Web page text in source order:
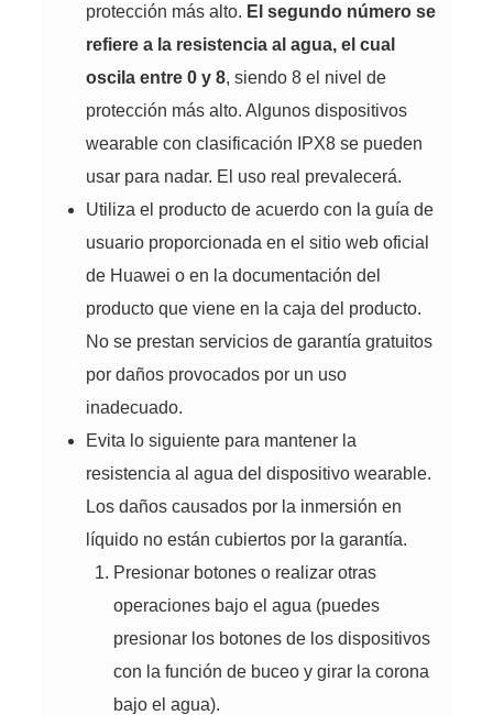
protección más alto. El segundo número se
refiere a la resistencia al agua, el cual
oscila entre 0 y 8, siendo 8 el nivel de
protección más alto. Algunos dispositivos
wearable con clasificación IPX8 se pueden
usar para nadar. El uso real prevalecerá.
Utiliza el producto de acuerdo con la guía de
usuario proporcionada en el sitio web oficial
de Huawei o en la documentación del
producto que viene en la caja del producto.
No se prestan servicios de garantía gratuitos
por daños provocados por un uso
inadecuado.
Evita lo siguiente para mantener la
resistencia al agua del dispositivo wearable.
Los daños causados por la inmersión en
líquido no están cubiertos por la garantía.
Presionar botones o realizar otras
operaciones bajo el agua (puedes
presionar los botones de los dispositivos
con la función de buceo y girar la corona
bajo el agua).